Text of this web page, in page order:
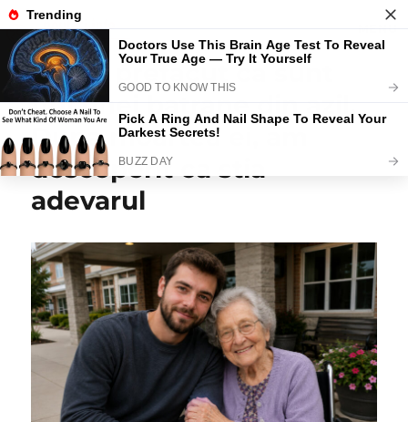
Noutati.Info
M-am prefacut ca sunt
fiul unei batrane din azil.
Dupa moartea ei, am
descoperit ca stia
adevarul